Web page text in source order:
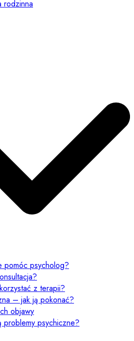
rodzinna
pomóc psycholog?
z terapii?
– jak ją pokonać?
objawy
problemy psychiczne?